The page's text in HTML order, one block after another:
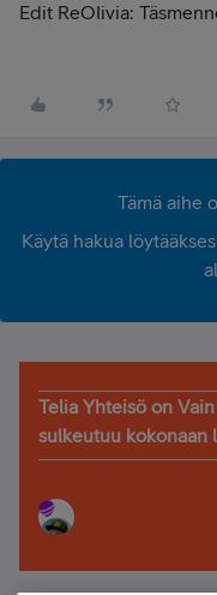
Edit ReOIivia:
Tämä aihe
Käytä hakua
Telia Yhteisö on
sulkeutuu kokonaan